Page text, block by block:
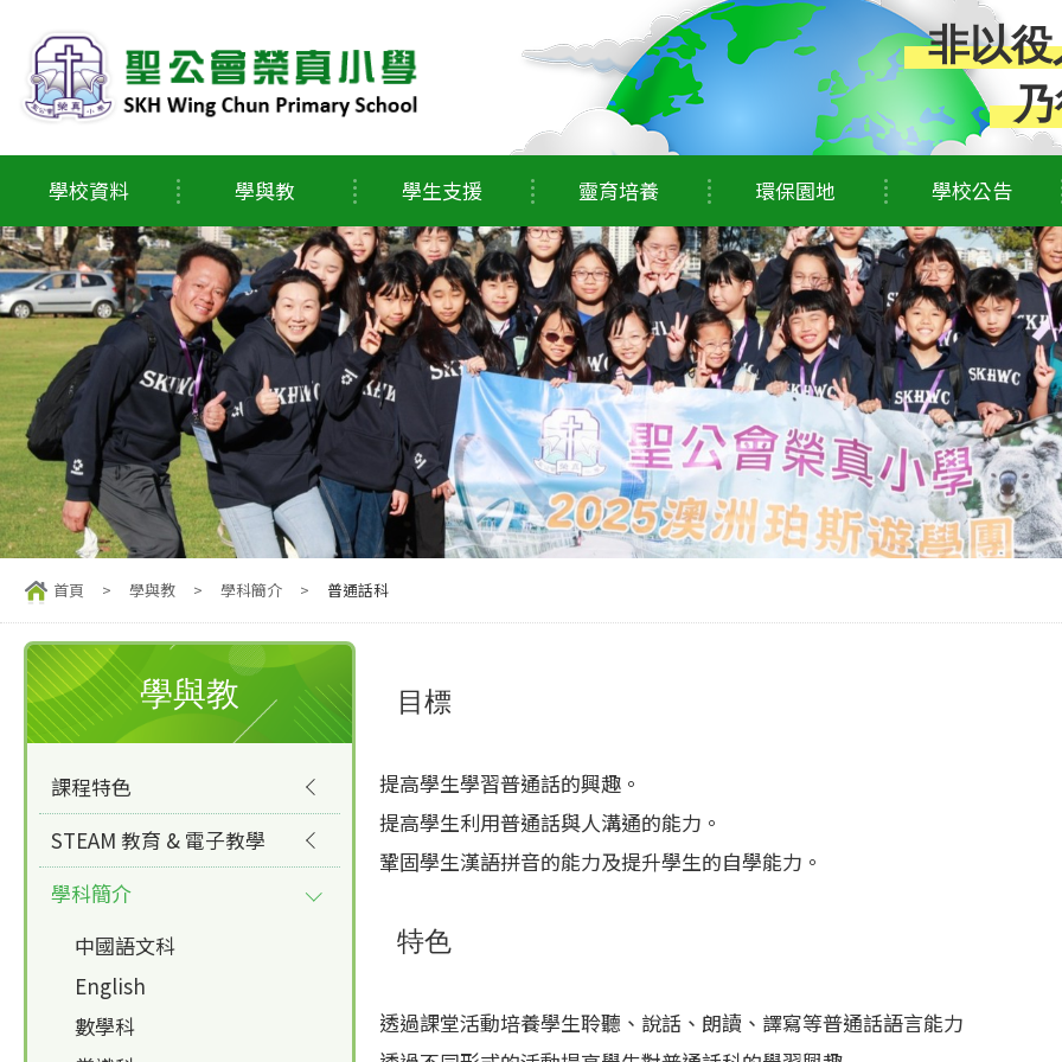
非以役
學校資料 學與教 學生支援 靈育培養 環保園地 學校公告
首頁 > 學與教 > 學科簡介 > 普通話科
目標
提高學生學習普通話的興趣。
提高學生利用普通話與人溝通的能力。
鞏固學生漢語拼音的能力及提升學生的自學能力。
特色
透過課堂活動培養學生聆聽、說話、朗讀、譯寫等普通話語言能力
學與教
課程特色
STEAM 教育 & 電子教學
學科簡介
中國語文科
English
數學科